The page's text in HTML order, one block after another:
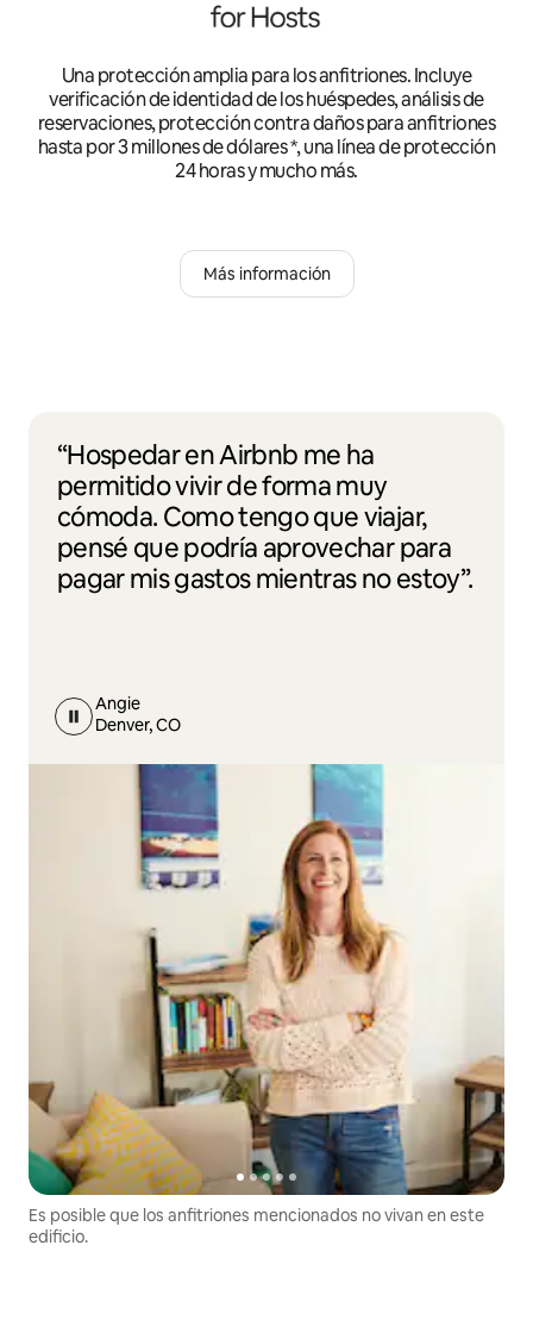
Una protección amplia para los anfitriones. Incluye
verificación de identidad de los huéspedes, análisis de
reservaciones, protección contra daños para anfitriones
hasta por 3 millones de dólares *, una línea de protección
24 horas y mucho más.
Más información
“Hospedar en Airbnb me ha
permitido vivir de forma muy
cómoda. Como tengo que viajar,
pensé que podría aprovechar para
pagar mis gastos mientras no estoy”.
Angie
Denver, CO
Es posible que los anfitriones mencionados no vivan en este
edificio.